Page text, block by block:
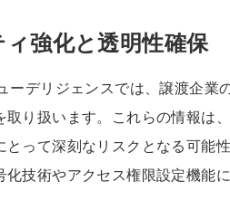
強化と透明性確保
ーデリジェンスでは、譲渡企業
取り扱います。これらの情報は
とって深刻なリスクとなる可能
化技術やアクセス権限設定機能